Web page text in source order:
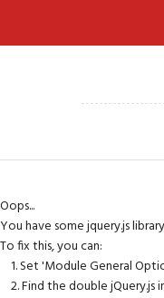
Oops...
You have some jquery.js
To fix this, you can:
1. Set 'Module General
2. Find the double jQuery.js